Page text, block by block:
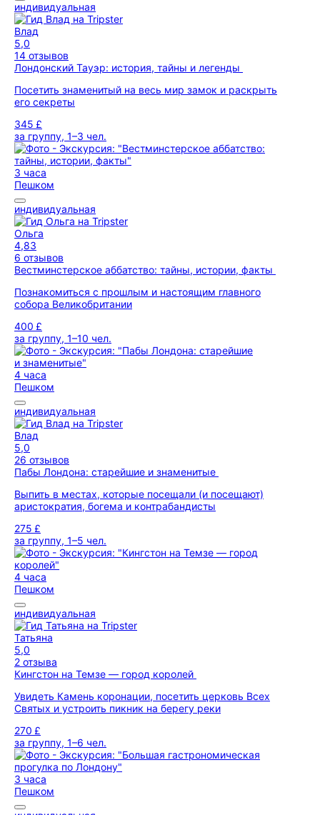
индивидуальная
Влад
5,0
14 отзывов
Лондонский Тауэр: история, тайны и легенды
Посетить знаменитый на весь мир замок и раскрыть
его секреты
345 £
за группу, 1–3 чел.
3 часа
Пешком
индивидуальная
Ольга
4,83
6 отзывов
Вестминстерское аббатство: тайны, истории, факты
Познакомиться с прошлым и настоящим главного
собора Великобритании
400 £
за группу, 1–10 чел.
4 часа
Пешком
индивидуальная
Влад
5,0
26 отзывов
Пабы Лондона: старейшие и знаменитые
Выпить в местах, которые посещали (и посещают)
аристократия, богема и контрабандисты
275 £
за группу, 1–5 чел.
4 часа
Пешком
индивидуальная
Татьяна
5,0
2 отзыва
Кингстон на Темзе — город королей
Увидеть Камень коронации, посетить церковь Всех
Святых и устроить пикник на берегу реки
270 £
за группу, 1–6 чел.
3 часа
Пешком